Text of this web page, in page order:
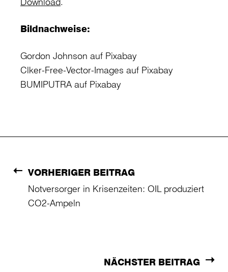
Bildnachweise:
Gordon Johnson auf Pixabay
Clker-Free-Vector-Images auf Pixabay
BUMIPUTRA auf Pixabay
VORHERIGER BEITRAG
Notversorger in Krisenzeiten: OIL produziert
CO2-Ampeln
NÄCHSTER BEITRAG